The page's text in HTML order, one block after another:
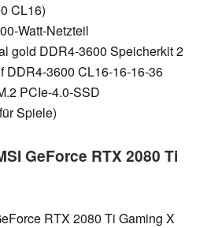
CL16)
Watt-Netzteil
gold DDR4-3600 Speicherkit 2
DDR4-3600 CL16-16-16-36
PCIe-4.0-SSD
Spiele)
GeForce RTX 2080 Ti
RTX 2080 Ti Gaming X